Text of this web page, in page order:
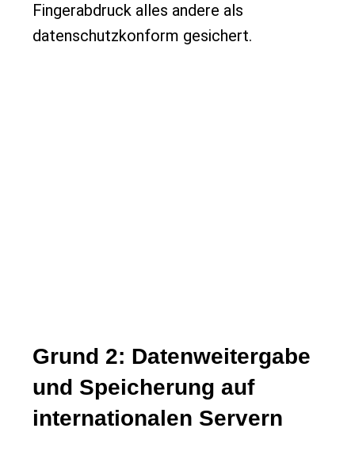
Fingerabdruck alles andere als
datenschutzkonform gesichert.
Grund 2: Datenweitergabe
und Speicherung auf
internationalen Servern